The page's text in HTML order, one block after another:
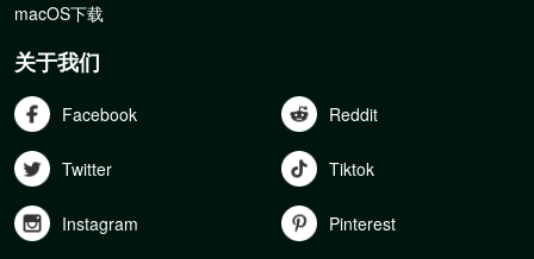
macOS下载
关于我们
Facebook Reddit
Twitter Tiktok
Instagram Pinterest